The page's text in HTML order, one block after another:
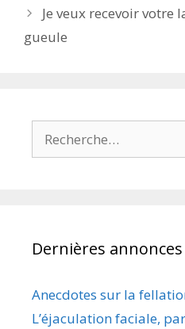
Je veux recevoir votre
gueule
Dernières
Anecdotes sur la
L’éjaculation faciale,